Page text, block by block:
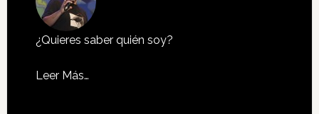
¿Quieres saber quién soy?
Leer Más…